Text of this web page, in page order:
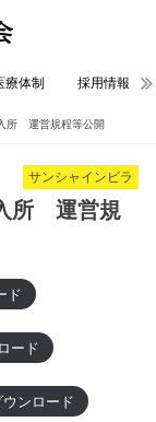
療体制 採用情報
所 運営規程等公開
サンシャインビラ
所 運営規
ド
ード
ウンロード